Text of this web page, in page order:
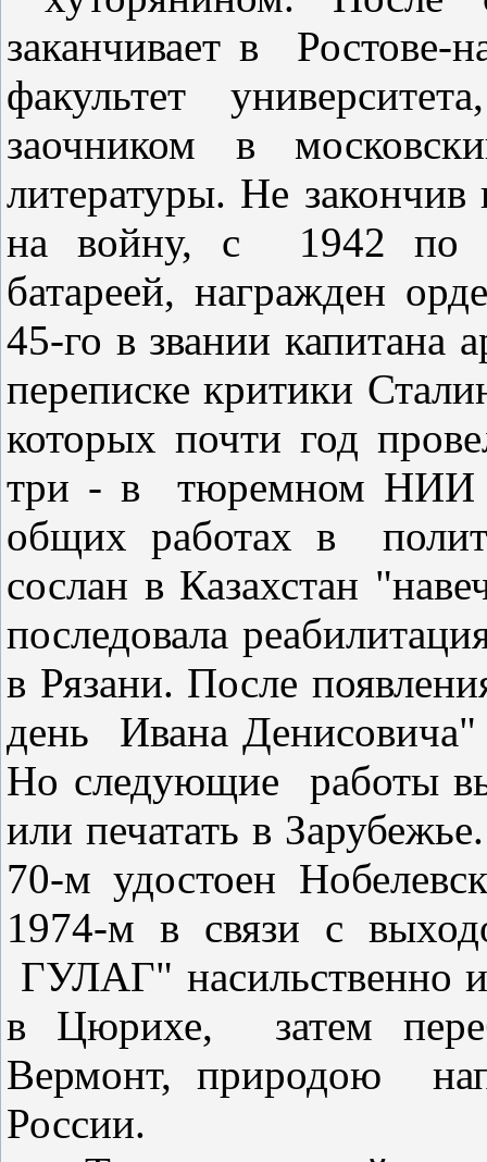
заканчивает в
Ростове-
факультет
заочником в
литературы. Не
на войну, с
1942 по
батареей, награжден
45-го в звании капитана
переписке критики
которых почти год
три - в
тюремном НИИ
общих работах в
сослан в Казахстан
последовала
в Рязани. После
день
Ивана
Но следующие
работы
или печатать в
70-м удостоен
1974-м в связи с
ГУЛАГ" насильственно
в Цюрихе,
затем
Вермонт, природою
России.